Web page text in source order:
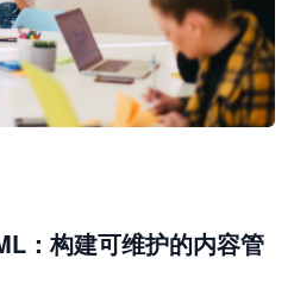
：构建可维护的内容管